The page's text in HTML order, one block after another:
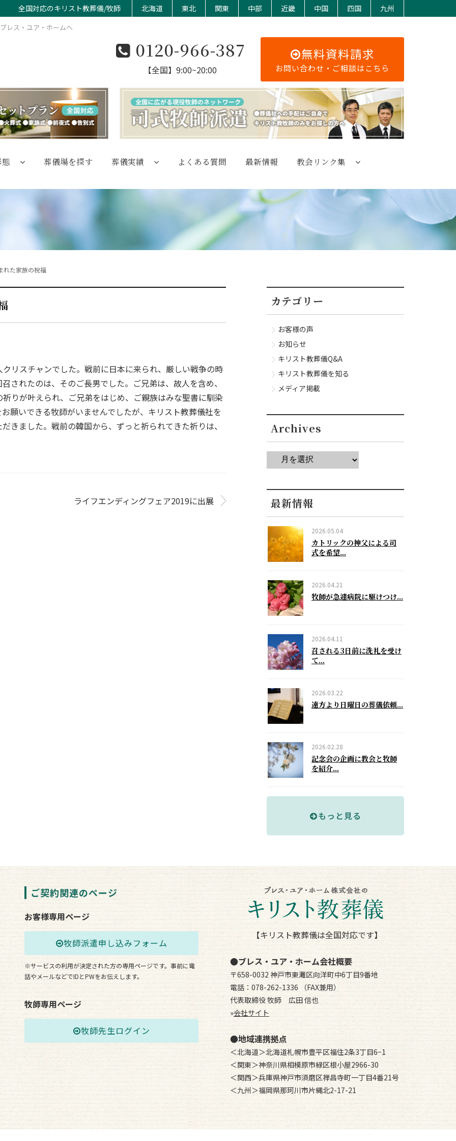
全国対応のキリスト教葬儀/牧師 北海道 東北 関東 中部 近畿 中国 四国 九州
レス・ユア・ホームへ
無料資料請求
お問い合わせ・ご相談はこちら
0120-966-387
【全国】9:00~20:00
葬儀場を探す 葬儀実績 よくある質問 最新情報 教会リンク集
れた家族の祝福
リスチャンでした。戦前に日本に来られ、厳しい戦争の時
されたのは、そのご長男でした。ご兄弟は、故人を含め、
りが叶えられ、ご兄弟をはじめ、ご親族はみな聖書に馴染
願いできる牧師がいませんでしたが、キリスト教葬儀社を
きました。戦前の韓国から、ずっと祈られてきた祈りは、
ライフエンディングフェア2019に出展
カテゴリー
お客様の声
お知らせ
キリスト教葬儀Q&A
キリスト教葬儀を知る
メディア掲載
Archives
最新情報
2026.05.04
カトリックの神父による司
式を希望...
2026.04.21
牧師が急遽病院に駆けつけ...
2026.04.11
召される3日前に洗礼を受け
て...
2026.03.22
遠方より日曜日の葬儀依頼...
2026.02.28
記念会の企画に教会と牧師
を紹介...
もっと見る
ご契約関連のページ
お客様専用ページ
牧師派遣申し込みフォーム
※サービスの利用が決定された方の専用ページです。事前に電
話やメールなどでIDとPWをお伝えします。
牧師専用ページ
牧師先生ログイン
【キリスト教葬儀は全国対応です】
●ブレス・ユア・ホーム会社概要
〒658-0032 神戸市東灘区向洋町中6丁目9番地
電話：078-262-1336 （FAX兼用）
代表取締役 牧師 広田 信也
»会社サイト
●地域連携拠点
＜北海道＞北海道札幌市豊平区福住2条3丁目6−1
＜関東＞神奈川県相模原市緑区根小屋2966-30
＜関西＞兵庫県神戸市須磨区禅昌寺町一丁目4番21号
＜九州＞福岡県那珂川市片縄北2-17-21